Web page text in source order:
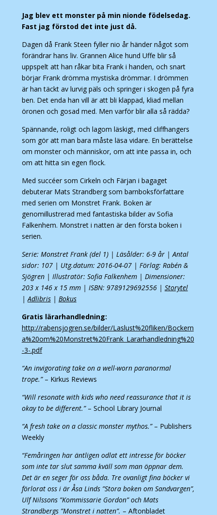
Jag blev ett monster på min nionde födelsedag.
Fast jag förstod det inte just då.
Dagen då Frank Steen fyller nio år händer något som
förändrar hans liv. Grannen Alice hund Uffe blir så
uppspelt att han råkar bita Frank i handen, och snart
börjar Frank drömma mystiska drömmar. I drömmen
är han täckt av lurvig päls och springer i skogen på fyra
ben. Det enda han vill är att bli klappad, kliad mellan
öronen och gosad med. Men varför blir alla så rädda?
Spännande, roligt och lagom läskigt, med cliffhangers
som gör att man bara måste läsa vidare. En berättelse
om monster och människor, om att inte passa in, och
om att hitta sin egen flock.
Med succéer som Cirkeln och Färjan i bagaget
debuterar Mats Strandberg som barnboksförfattare
med serien om Monstret Frank. Boken är
genomillustrerad med fantastiska bilder av Sofia
Falkenhem. Monstret i natten är den första boken i
serien.
Serie: Monstret Frank (del 1) | Läsålder: 6-9 år | Antal
sidor: 107 | Utg.datum: 2016-04-07 | Förlag: Rabén &
Sjögren | Illustratör: Sofia Falkenhem | Dimensioner:
203 x 146 x 15 mm | ISBN: 9789129692556 | Storytel
|Adlibris| Bokus
Gratis lärarhandledning:
http://rabensjogren.se/bilder/Laslust%20fliken/Bockern
a%20om%20Monstret%20Frank_Lararhandledning%20
-3-.pdf
“An invigorating take on a well-worn paranormal
trope.”– Kirkus Reviews
“Will resonate with kids who need reassurance that it is
okay to be different.”– School Library Journal
“A fresh take on a classic monster mythos.”– Publishers
Weekly
“Femåringen har äntligen odlat ett intresse för böcker
som inte tar slut samma kväll som man öppnar dem.
Det är en seger för oss ­båda. Tre ovanligt fina böcker vi
förlorat oss i är Åsa Linds ”Stora boken om Sandvargen”,
Ulf Nilssons ”Kommissarie Gordon” och Mats
Strandbergs ”Monstret i natten”. – Aftonbladet